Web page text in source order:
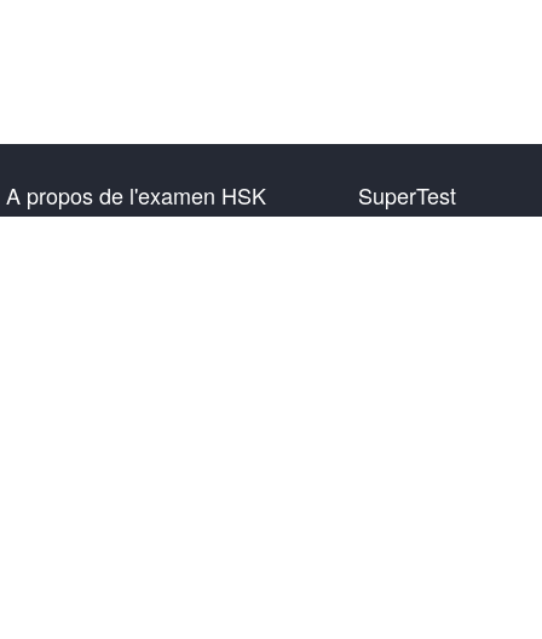
A propos de l'examen HSK SuperTest